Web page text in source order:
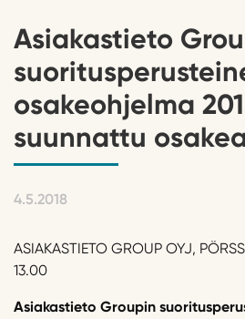
Asiakastieto
osakeohjelma
suunnattu
4.5.2018
ASIAKASTIETO GROUP OYJ,
13.00
Asiakastieto Groupin